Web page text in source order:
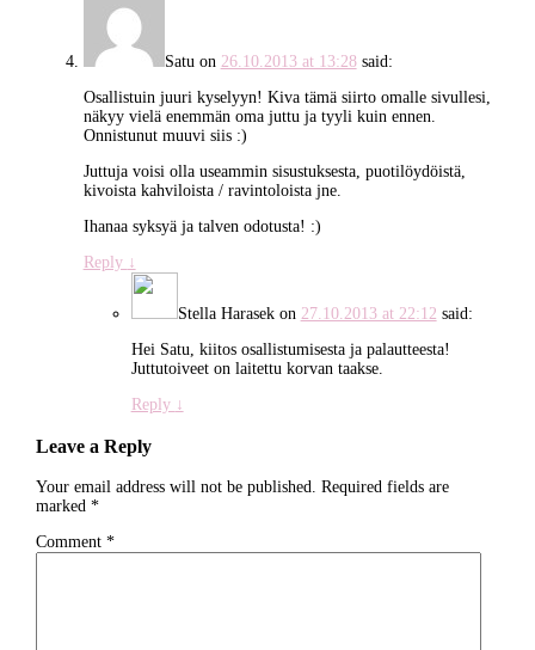
Satuon 26.10.2013 at 13:28 said:
Osallistuin juuri kyselyyn! Kiva tämä siirto omalle sivullesi,
näkyy vielä enemmän oma juttu ja tyyli kuin ennen.
Onnistunut muuvi siis :)
Juttuja voisi olla useammin sisustuksesta, puotilöydöistä,
kivoista kahviloista / ravintoloista jne.
Ihanaa syksyä ja talven odotusta! :)
Reply ↓
Stella Harasekon 27.10.2013 at 22:12 said:
Hei Satu, kiitos osallistumisesta ja palautteesta!
Juttutoiveet on laitettu korvan taakse.
Reply ↓
Leave a Reply
Your email address will not be published. Required fields are
marked *
Comment *